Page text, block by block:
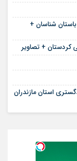
شناسان +
استان مازندران